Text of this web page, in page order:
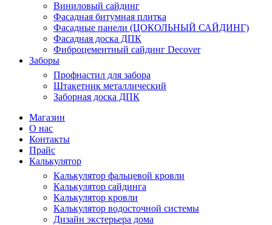
Виниловый сайдинг
Фасадная битумная плитка
Фасадные панели (ЦОКОЛЬНЫЙ САЙДИНГ)
Фасадная доска ДПК
Фиброцементный сайдинг Decover
Заборы
Профнастил для забора
Штакетник металлический
Заборная доска ДПК
Магазин
О нас
Контакты
Прайс
Калькулятор
Калькулятор фальцевой кровли
Калькулятор сайдинга
Калькулятор кровли
Калькулятор водосточной системы
Дизайн экстерьера дома